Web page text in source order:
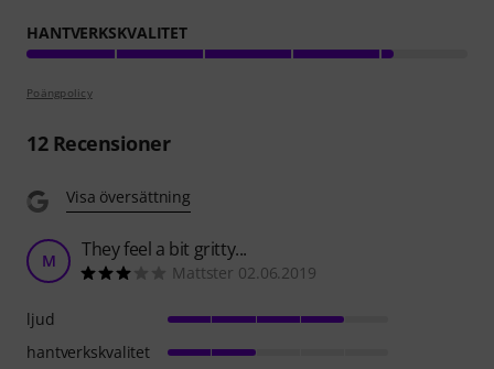
HANTVERKSKVALITET
Poängpolicy
12Recensioner
Visa översättning
M They feel a bit gritty...
Mattster 02.06.2019
ljud
hantverkskvalitet